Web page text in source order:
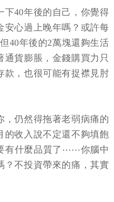
下40年後的自己，你覺得
安心過上晚年嗎？或許每
40年後的2萬塊還夠生活
通貨膨脹，金錢購買力只
款，也很可能有捉襟見肘
，仍然得拖著老弱病痛的
的收入說不定還不夠填飽
有什麼品質了⋯⋯你腦中
？不投資帶來的痛，其實